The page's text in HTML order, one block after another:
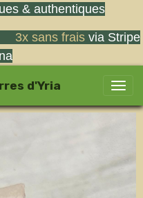
& authentiques
3x sans fraisvia Stripe
d'Yria